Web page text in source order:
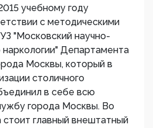
учебному году
с методическими
"Московский научно-
наркологии" Департамента
Москвы, который в
столичного
в себе всю
города Москвы. Во
стоит главный внештатный